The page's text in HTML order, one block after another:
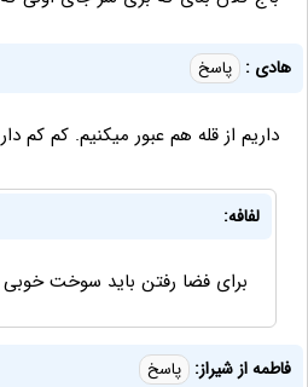
هادی : پاسخ
داریم از قله هم عبور میکنیم. کم کم
لفافه:
برای فضا رفتن باید سوخت
فاطمه از شیراز: پاسخ